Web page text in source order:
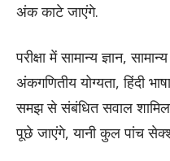
अंक काटे जाएंगे.
परीक्षा में सामान्य ज्ञान,
अंकगणितीय योग्यता, हिंदी
समझ से संबंधित सवाल
पूछे जाएंगे, यानी कुल पांच